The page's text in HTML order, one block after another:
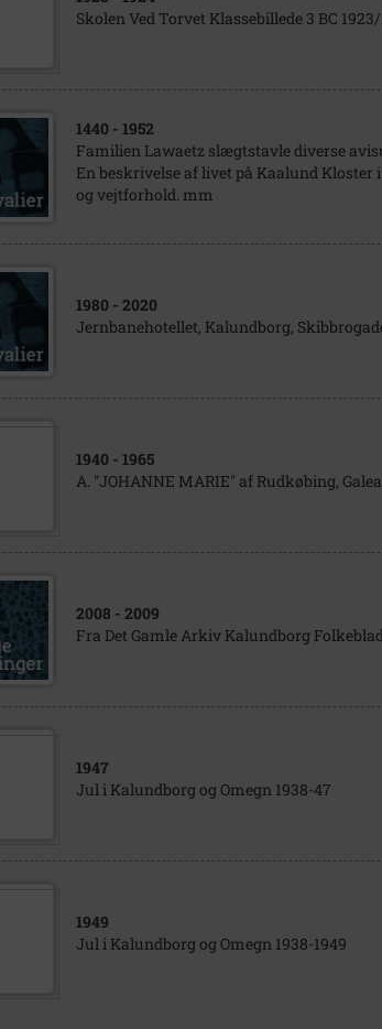
Skolen Ved Torvet Klassebillede 3 BC
1440 - 1952
Familien Lawaetz slægtstavle diverse
En beskrivelse af livet på Kaalund Kloster
og vejtforhold. mm
1980 - 2020
Jernbanehotellet, Kalundborg,
1940 - 1965
A. "JOHANNE MARIE" af Rudkøbing,
2008 - 2009
Fra Det Gamle Arkiv Kalundborg
1947
Jul i Kalundborg og Omegn 1938-47
1949
Jul i Kalundborg og Omegn 1938-1949